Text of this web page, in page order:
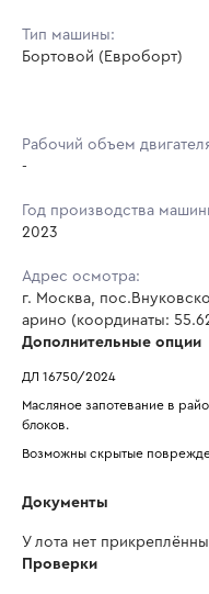
Кол-во ставок:
Тип машины:
Бортовой (Евроборт)
Рабочий объем
-
Год производства
2023
Адрес осмотра:
г. Москва,
арино (координаты:
Дополнительные опции
ДЛ 16750/2024
Масляное запотевание в
блоков.
Возможны скрытые
Документы
У лота нет
Проверки